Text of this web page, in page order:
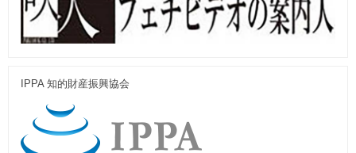
IPPA 知的財産振興協会